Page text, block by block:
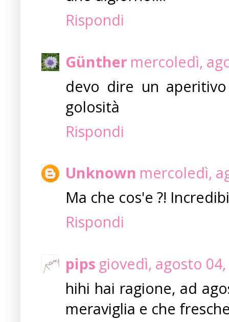
Rispondi
Günther mercoledì,
devo dire un
golosità
Rispondi
Unknown mercoledì,
Ma che cos'e ?!
Rispondi
pips giovedì, agosto
hihi hai ragione, ad
meraviglia e che